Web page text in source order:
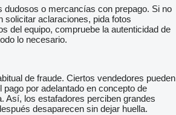
dudosos o mercancías con prepago. Si no
solicitar aclaraciones, pida fotos
del equipo, compruebe la autenticidad de
lo necesario.
de fraude. Ciertos vendedores pueden
pago por adelantado en concepto de
Así, los estafadores perciben grandes
desaparecen sin dejar huella.